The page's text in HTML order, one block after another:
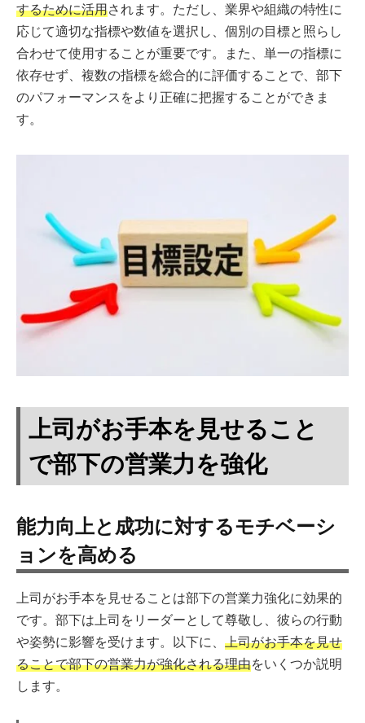
するために活用されます。ただし、業界や組織の特性に
応じて適切な指標や数値を選択し、個別の目標と照らし
合わせて使用することが重要です。また、単一の指標に
依存せず、複数の指標を総合的に評価することで、部下
のパフォーマンスをより正確に把握することができま
す。
上司がお手本を見せること
で部下の営業力を強化
能力向上と成功に対するモチベーシ
ョンを高める
上司がお手本を見せることは部下の営業力強化に効果的
です。部下は上司をリーダーとして尊敬し、彼らの行動
や姿勢に影響を受けます。以下に、 上司がお手本を見せ
ることで部下の営業力が強化される理由をいくつか説明
します。